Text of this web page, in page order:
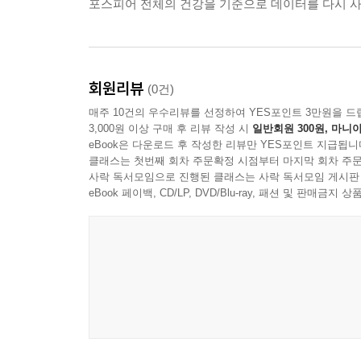
포스피어 전체의 건강을 기준으로 데이터를 다시
회원리뷰 (0건)
매주 10건의 우수리뷰를 선정하여 YES포인트 3만원을 드
3,000원 이상 구매 후 리뷰 작성 시 일반회원 300원, 마니
eBook은 다운로드 후 작성한 리뷰만 YES포인트 지급됩니
클래스는 첫번째 회차 주문확정 시점부터 마지막 회차 주
사락 독서모임으로 진행된 클래스는 사락 독서모임 게시
eBook 페이백, CD/LP, DVD/Blu-ray, 패션 및 판매금지 상